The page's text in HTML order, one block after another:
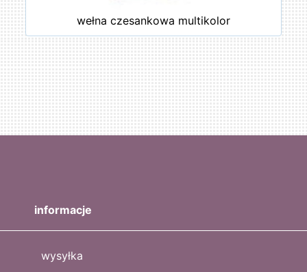
wełna czesankowa multikolor
informacje
wysyłka